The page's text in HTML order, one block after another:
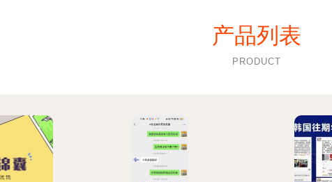
产品列表
PRODUCT